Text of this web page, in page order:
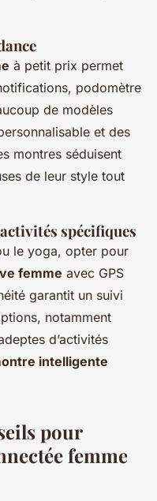
à petit prix permet
podomètre
de modèles
et des
montres séduisent
de leur style tout
spécifiques
le yoga, opter pour
femme avec GPS
garantit un suivi
notamment
d’activités
intelligente
pour
femme